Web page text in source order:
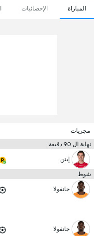
المباراة الإحصائيات
مجريات
نهاية ال 90 دقيقة
إيتن
شوط
جانفولا
جانفولا